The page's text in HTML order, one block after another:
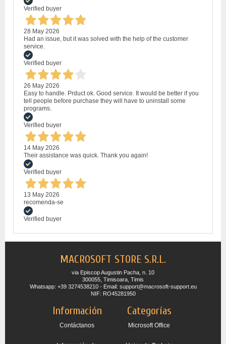
Verified buyer
28 May 2026
Had an issue, but it was solved with the help of the customer
service.
Verified buyer
26 May 2026
Easy to handle. Prduct ok. Good service. It would be better if you
tell people before purchase they will have to uninstall some
programs.
Verified buyer
14 May 2026
Their assistance was quick. Thank you again!
Verified buyer
13 May 2026
recomenda-se
Verified buyer
MACROSOFT STORE S.R.L.
via Episcop Augustin Pacha, n. 10
300055, Timisoara, Timis
Whatsapp: +39 3274538210 - Email: support@macrosoft-support.eu
NIF: RO45281950
Información
Contáctanos
Categorías
Microsoft Office